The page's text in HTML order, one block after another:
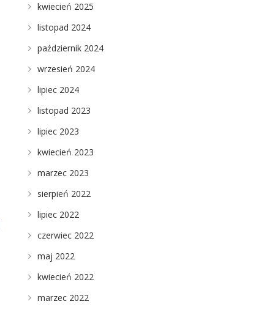
kwiecień 2025
listopad 2024
październik 2024
wrzesień 2024
lipiec 2024
listopad 2023
lipiec 2023
kwiecień 2023
marzec 2023
sierpień 2022
lipiec 2022
czerwiec 2022
maj 2022
kwiecień 2022
marzec 2022